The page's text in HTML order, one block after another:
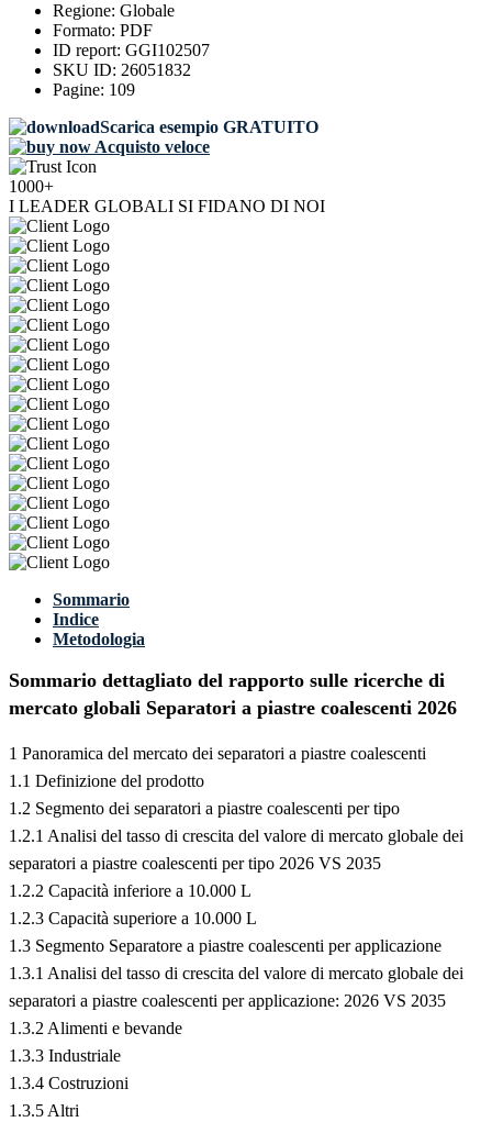
Regione: Globale
Formato: PDF
ID report: GGI102507
SKU ID: 26051832
Pagine: 109
Scarica esempio GRATUITO
Acquisto veloce
1000+
I LEADER GLOBALI SI FIDANO DI NOI
Sommario
Indice
Metodologia
Sommario dettagliato del rapporto sulle ricerche di
mercato globali Separatori a piastre coalescenti 2026
1 Panoramica del mercato dei separatori a piastre coalescenti
1.1 Definizione del prodotto
1.2 Segmento dei separatori a piastre coalescenti per tipo
1.2.1 Analisi del tasso di crescita del valore di mercato globale dei
separatori a piastre coalescenti per tipo 2026 VS 2035
1.2.2 Capacità inferiore a 10.000 L
1.2.3 Capacità superiore a 10.000 L
1.3 Segmento Separatore a piastre coalescenti per applicazione
1.3.1 Analisi del tasso di crescita del valore di mercato globale dei
separatori a piastre coalescenti per applicazione: 2026 VS 2035
1.3.2 Alimenti e bevande
1.3.3 Industriale
1.3.4 Costruzioni
1.3.5 Altri